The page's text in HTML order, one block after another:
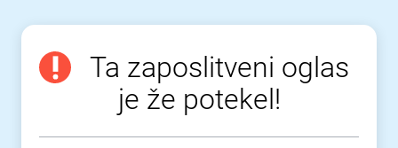
Ta zaposlitveni oglas
je že potekel!